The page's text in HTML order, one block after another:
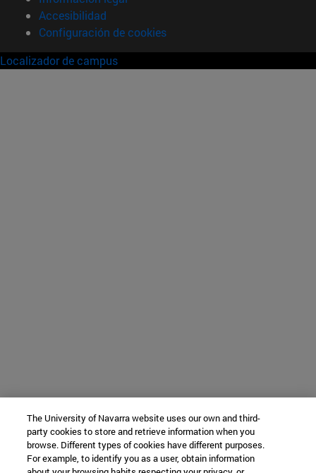
Accesibilidad
Configuración de cookies
Localizador de campus
The University of Navarra website uses our own and third-
party cookies to store and retrieve information when you
browse. Different types of cookies have different purposes.
For example, to identify you as a user, obtain information